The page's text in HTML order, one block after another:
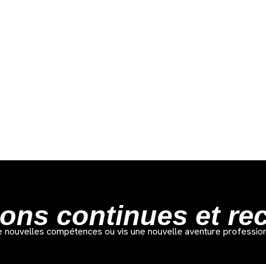
continues et
nouvelles compétences ou vis une nouvelle aventure